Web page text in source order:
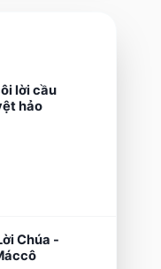
lời cầu
hảo
Chúa -